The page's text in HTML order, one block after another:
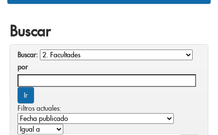
Buscar
Buscar:
por
Filtros actuales: